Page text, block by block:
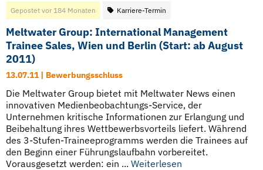
Gepostet vor 184 Monaten Karriere-Termin
Meltwater Group: International Management
Trainee Sales, Wien und Berlin (Start: ab August
2011)
13.07.11 | Bewerbungsschluss
Die Meltwater Group bietet mit Meltwater News einen
innovativen Medienbeobachtungs-Service, der
Unternehmen kritische Informationen zur Erlangung und
Beibehaltung ihres Wettbewerbsvorteils liefert. Während
des 3-Stufen-Traineeprogramms werden die Trainees auf
den Beginn einer Führungslaufbahn vorbereitet.
Vorausgesetzt werden: ein ... Weiterlesen